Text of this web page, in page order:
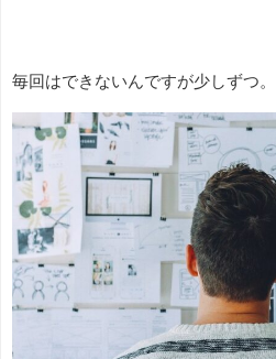
毎回はできないんですが少しずつ。